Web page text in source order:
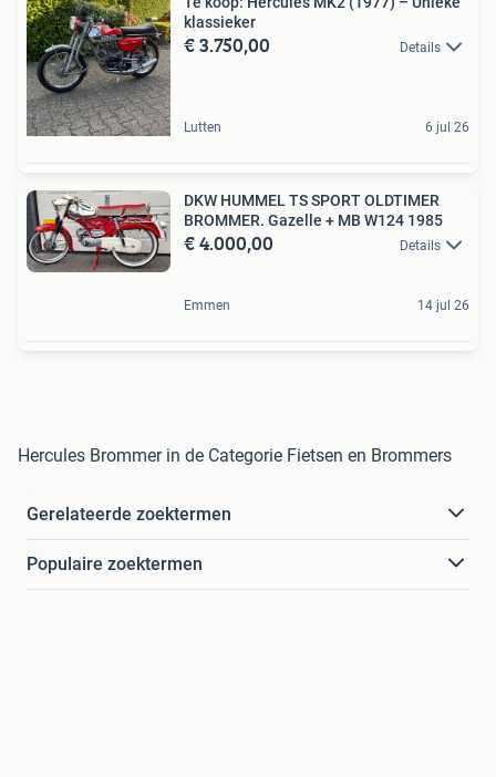
klassieker
€ 3.750,00 Details
Lutten 6 jul 26
DKW HUMMEL TS SPORT OLDTIMER
BROMMER. Gazelle + MB W124 1985
€ 4.000,00 Details
Emmen 14 jul 26
Hercules Brommer in de Categorie Fietsen en Brommers
Gerelateerde zoektermen
Populaire zoektermen